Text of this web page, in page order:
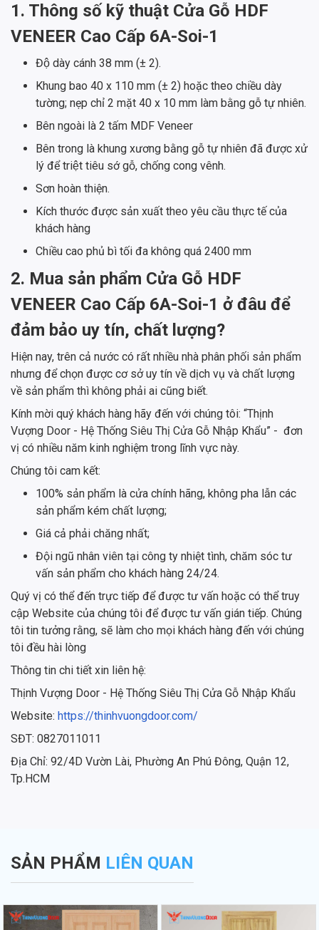
1. Thông số kỹ thuật Cửa Gỗ HDF
VENEER Cao Cấp 6A-Soi-1
Độ dày cánh 38 mm (± 2).
Khung bao 40 x 110 mm (± 2) hoặc theo chiều dày
tường; nẹp chỉ 2 mặt 40 x 10 mm làm bằng gỗ tự nhiên.
Bên ngoài là 2 tấm MDF Veneer
Bên trong là khung xương bằng gỗ tự nhiên đã được xử
lý để triệt tiêu sớ gỗ, chống cong vênh.
Sơn hoàn thiện.
Kích thước được sản xuất theo yêu cầu thực tế của
khách hàng
Chiều cao phủ bì tối đa không quá 2400 mm
2. Mua sản phẩm Cửa Gỗ HDF
VENEER Cao Cấp 6A-Soi-1 ở đâu để
đảm bảo uy tín, chất lượng?
Hiện nay, trên cả nước có rất nhiều nhà phân phối sản phẩm
nhưng để chọn được cơ sở uy tín về dịch vụ và chất lượng
về sản phẩm thì không phải ai cũng biết.
Kính mời quý khách hàng hãy đến với chúng tôi: “Thịnh
Vượng Door - Hệ Thống Siêu Thị Cửa Gỗ Nhập Khẩu” - đơn
vị có nhiều năm kinh nghiệm trong lĩnh vực này.
Chúng tôi cam kết:
100% sản phẩm là cửa chính hãng, không pha lẫn các
sản phẩm kém chất lượng;
Giá cả phải chăng nhất;
Đội ngũ nhân viên tại công ty nhiệt tình, chăm sóc tư
vấn sản phẩm cho khách hàng 24/24.
Quý vị có thể đến trực tiếp để được tư vấn hoặc có thể truy
cập Website của chúng tôi để được tư vấn gián tiếp. Chúng
tôi tin tưởng rằng, sẽ làm cho mọi khách hàng đến với chúng
tôi đều hài lòng
Thông tin chi tiết xin liên hệ:
Thịnh Vượng Door - Hệ Thống Siêu Thị Cửa Gỗ Nhập Khẩu
Website: https://thinhvuongdoor.com/
SĐT: 0827011011
Địa Chỉ: 92/4D Vườn Lài, Phường An Phú Đông, Quận 12,
Tp.HCM
SẢN PHẨM LIÊN QUAN